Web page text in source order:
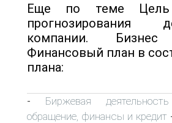
Еще по теме
прогнозирования
компании.
Финансовый план в
плана:
- Биржевая деятельность
обращение, финансы и кредит